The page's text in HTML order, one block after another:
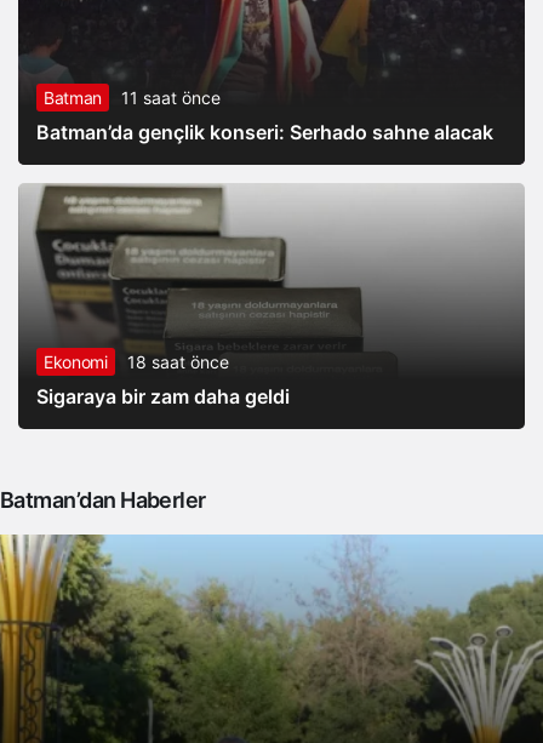
Batman 11 saat önce
Batman’da gençlik konseri: Serhado sahne alacak
Ekonomi 18 saat önce
Sigaraya bir zam daha geldi
Batman’dan Haberler